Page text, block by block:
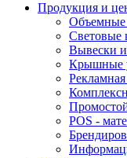
Продукция и
Объемные
Световые
Вывески
Крышные
POS -